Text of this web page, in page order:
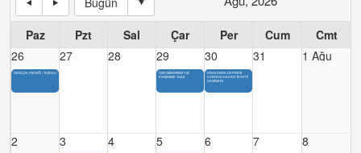
Paz Pzt Sal Çar Per Cum
Cmt
26
GENÇLİK PİKNİĞİ / TUZAKLI
27 28 29
Genç Mühendisler Yaz
Buluşmaları - Buca
30
BİNALARDA DEPREM
SONRASI HASAR TESPİTİ
SEMİNERİ
31 1 Ağu
2 3 4 5 6 7 8